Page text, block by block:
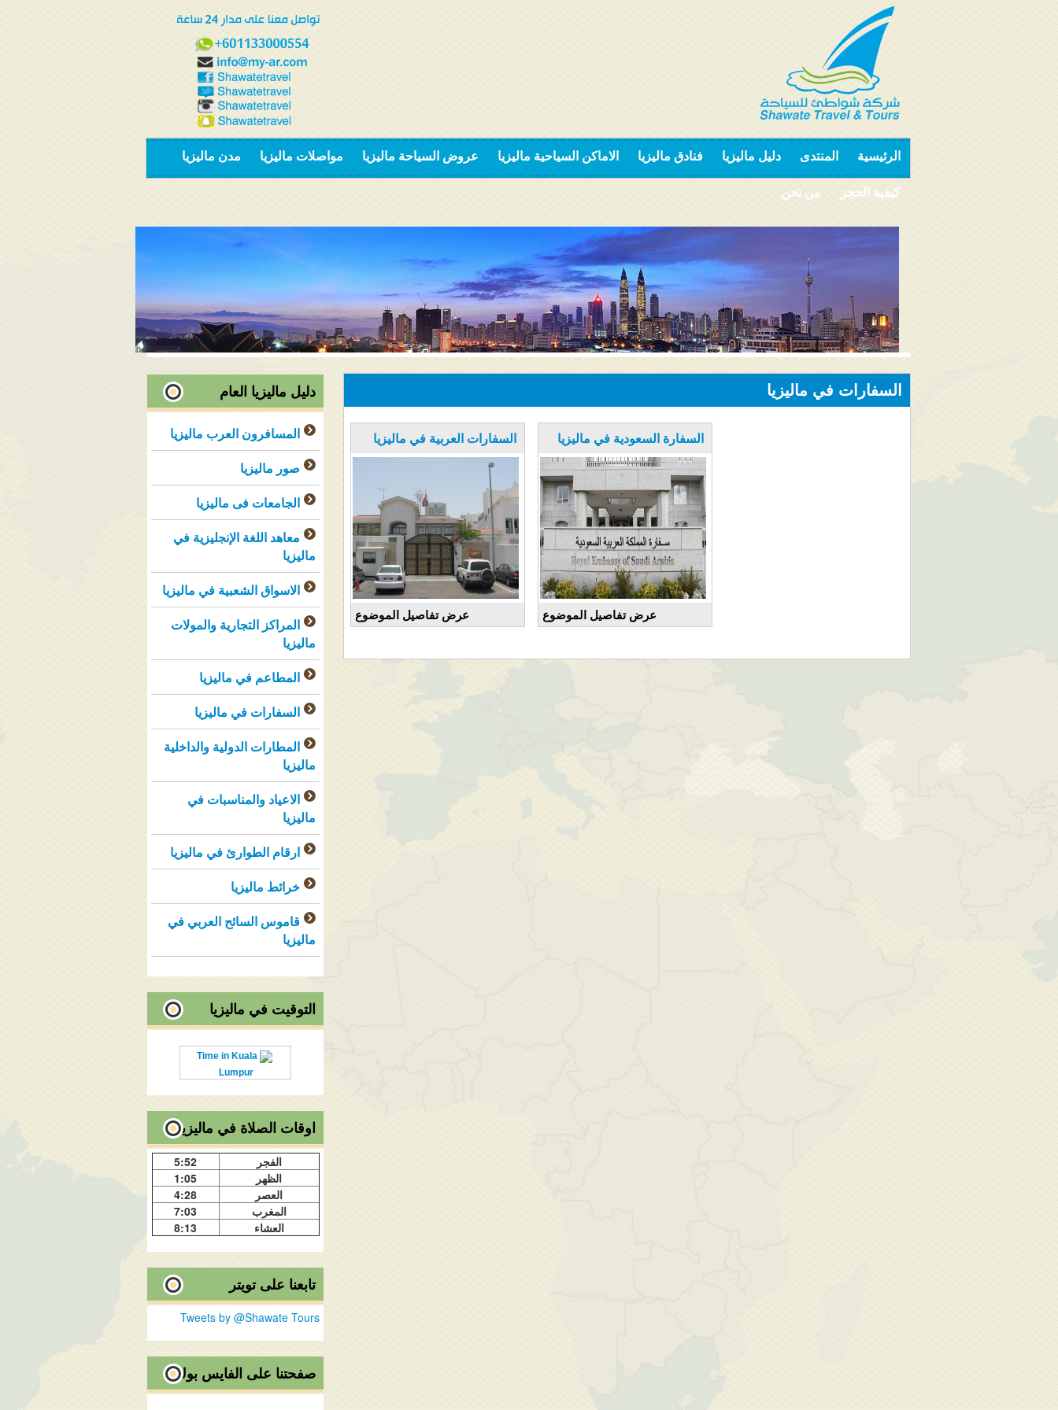
الرئيسية المنتدى دليل ماليزيا فنادق ماليزيا الاماكن السياحية ماليزيا عروض السياحة ماليزيا مواصلات ماليزيا مدن ماليزيا
كيفية الحجز من نحن
السفارات في ماليزيا
السفارات العربية في ماليزيا
عرض تفاصيل الموضوع
السفارة السعودية في ماليزيا
عرض تفاصيل الموضوع
دليل ماليزيا العام
المسافرون العرب ماليزيا
صور ماليزيا
الجامعات فى ماليزيا
معاهد اللغة الإنجليزية في
ماليزيا
الاسواق الشعبية في ماليزيا
المراكز التجارية والمولات
ماليزيا
المطاعم في ماليزيا
السفارات في ماليزيا
المطارات الدولية والداخلية
ماليزيا
الاعياد والمناسبات في
ماليزيا
ارقام الطوارئ في ماليزيا
خرائط ماليزيا
قاموس السائح العربي في
ماليزيا
التوقيت في ماليزيا
Time in Kuala
Lumpur
اوقات الصلاة في ماليزيا
الفجر
5:52
الظهر
1:05
العصر
4:28
المغرب
7:03
العشاء
8:13
تابعنا على تويتر
Tweets by @Shawate Tours
صفحتنا على الفايس بوك